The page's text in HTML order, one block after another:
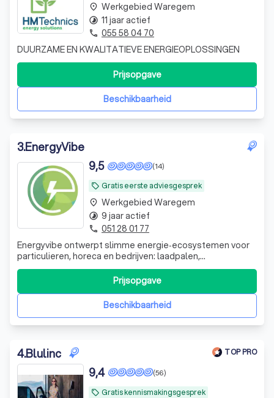
DUURZAME EN KWALITATIEVE ENERGIEOPLOSSINGEN
Beschikbaarheid
Prijsopgave
place Werkgebied Waregem
timelapse 11 jaar actief
phone 055 58 04 70
3.EnergyVibe
local_offer Gratis eerste adviesgesprek
(14)
9,5
Energyvibe ontwerpt slimme energie‑ecosystemen voor
particulieren, horeca en bedrijven: laadpalen,
zonnepanelen, batterijen en vermogenssturing, volledig
Beschikbaarheid
Prijsopgave
place Werkgebied Waregem
timelapse 9 jaar actief
phone 051 28 01 77
4.Blulinc TOP PRO
local_offer Gratis kennismakingsgesprek
(56)
9,4